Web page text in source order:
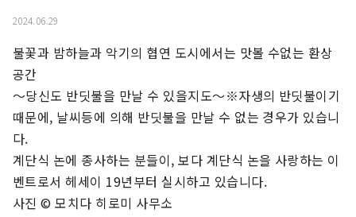
2024.06.29
불꽃과 밤하늘과 악기의 협연 도시에서는 맛볼 수없는 환상
공간
～당신도 반딧불을 만날 수 있을지도～※자생의 반딧불이기
때문에, 날씨등에 의해 반딧불을 만날 수 없는 경우가 있습니
다.
계단식 논에 종사하는 분들이, 보다 계단식 논을 사랑하는 이
벤트로서 헤세이 19년부터 실시하고 있습니다.
사진 © 모치다 히로미 사무소